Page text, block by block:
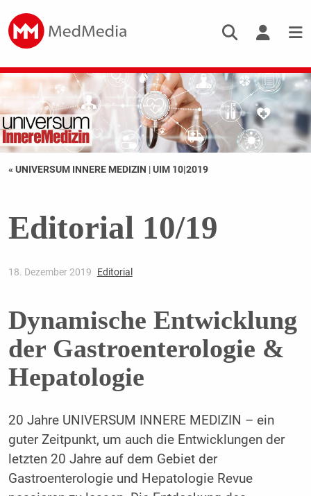
« UNIVERSUM INNERE MEDIZIN |UIM 10|2019
Editorial 10/19
18. Dezember 2019 Editorial
Dynamische Entwicklung
der Gastroenterologie &
Hepatologie
20 Jahre UNIVERSUM INNERE MEDIZIN – ein
guter Zeitpunkt, um auch die Entwicklungen der
letzten 20 Jahre auf dem Gebiet der
Gastroenterologie und Hepatologie Revue